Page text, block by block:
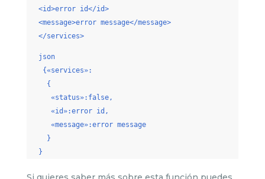
<id>error id</id>
<message>error message</message>
</services>
json
{«services»:
{
«status»:false,
«id»:error id,
«message»:error message
}
}